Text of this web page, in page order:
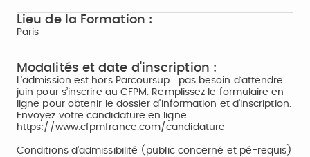
Lieu de la Formation :
Paris
Modalités et date d'inscription :
L'admission est hors Parcoursup : pas besoin d’attendre
juin pour s’inscrire au CFPM. Remplissez le formulaire en
ligne pour obtenir le dossier d'information et d'inscription.
Envoyez votre candidature en ligne :
https://www.cfpmfrance.com/candidature
Conditions d'admissibilité (public concerné et pé-requis)